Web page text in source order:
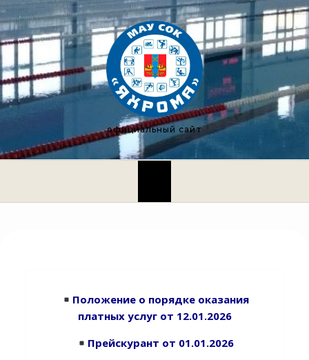
официальный сайт
Положение о порядке оказания
платных услуг от 12.01.2026
Прейскурант от 01.01.2026